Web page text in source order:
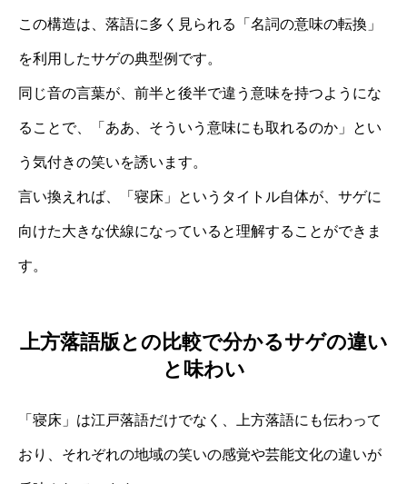
この構造は、落語に多く見られる「名詞の意味の転換」
を利用したサゲの典型例です。
同じ音の言葉が、前半と後半で違う意味を持つようにな
ることで、「ああ、そういう意味にも取れるのか」とい
う気付きの笑いを誘います。
言い換えれば、「寝床」というタイトル自体が、サゲに
向けた大きな伏線になっていると理解することができま
す。
上方落語版との比較で分かるサゲの違い
と味わい
「寝床」は江戸落語だけでなく、上方落語にも伝わって
おり、それぞれの地域の笑いの感覚や芸能文化の違いが